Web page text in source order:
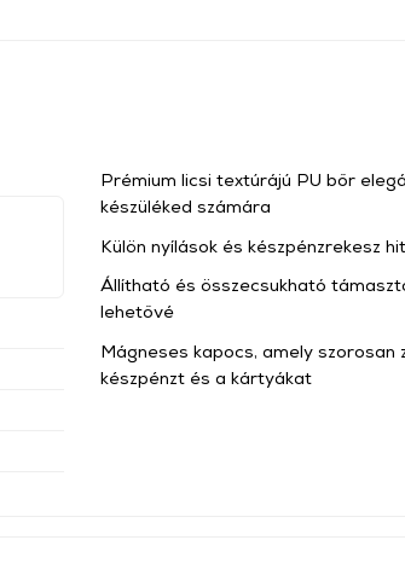
Prémium licsi textúrájú PU bőr
készüléked számára
Külön nyílások és készpénzrekesz
Állítható és összecsukható
lehetővé
Mágneses kapocs, amely
készpénzt és a kártyákat